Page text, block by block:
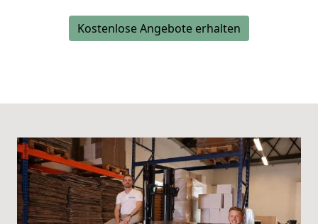
Kostenlose Angebote erhalten